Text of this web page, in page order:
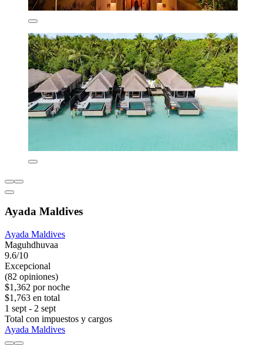
Ayada Maldives
Ayada Maldives
Maguhdhuvaa
9.6/10
Excepcional
(82 opiniones)
$1,362 por noche
$1,763 en total
1 sept - 2 sept
Total con impuestos y cargos
Ayada Maldives